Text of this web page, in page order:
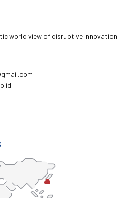
world view of disruptive innovation